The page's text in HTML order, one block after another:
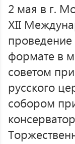
2 мая в г.
ΧΙΙ
формате в
советом
русского
собором